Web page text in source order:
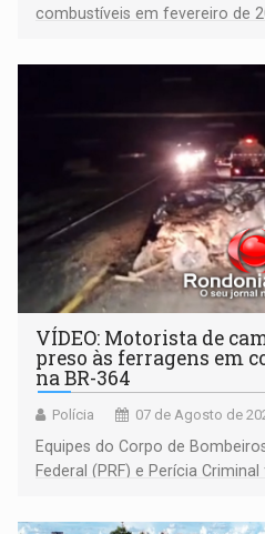
combustíveis em fevereiro de
VÍDEO: Motorista de
preso às ferragens em
na BR-364
Polícia 07 de Agosto de
Equipes do Corpo de
Federal (PRF) e Perícia